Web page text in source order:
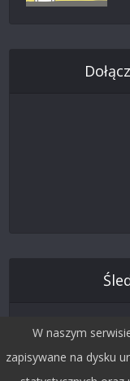
W naszym
zapisywane na dysku